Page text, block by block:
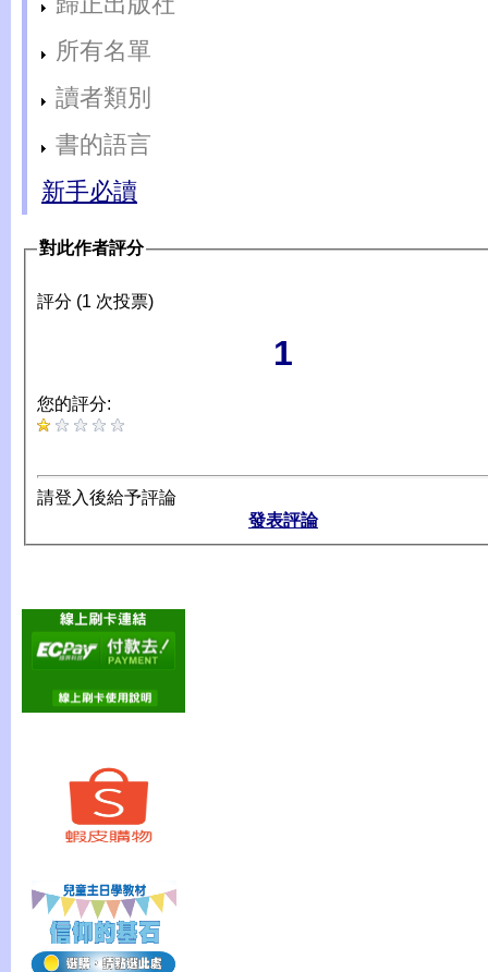
所有名單
讀者類別
書的語言
新手必讀
對此作者評分
評分 (1 次投票)
1
您的評分:
請登入後給予評論
發表評論